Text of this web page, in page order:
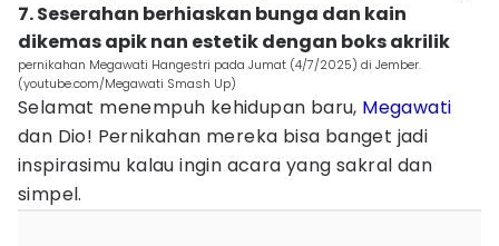
7. Seserahan berhiaskan bunga dan kain
dikemas apik nan estetik dengan boks akrilik
pernikahan Megawati Hangestri pada Jumat (4/7/2025) di Jember.
(youtube.com/Megawati Smash Up)
Selamat menempuh kehidupan baru, Megawati
dan Dio! Pernikahan mereka bisa banget jadi
inspirasimu kalau ingin acara yang sakral dan
simpel.